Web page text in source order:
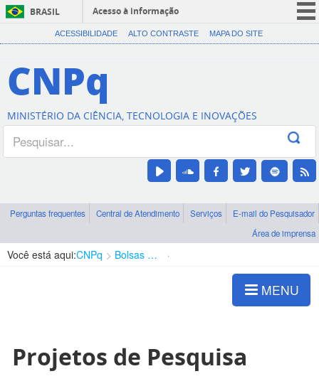
BRASIL
Acesso à informação
CORONAVÍRUS (COVID-19)
Canais
ACESSIBILIDADE ALTO CONTRASTE MAPA DO SITE
CNPq
MINISTÉRIO DA CIÊNCIA, TECNOLOGIA E INOVAÇÕES
Perguntas frequentes Central de Atendimento Serviços
E-mail do Pesquisador
Área de imprensa
Você está aqui:CNPq Bolsas e Auxílios Vigentes
MENU
Projetos de Pesquisa